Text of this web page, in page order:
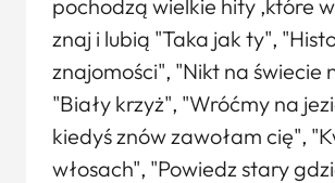
pochodzą wielkie hity ,które
znaj i lubią "Taka jak ty",
znajomości", "Nikt na świecie
"Biały krzyż", "Wróćmy na
kiedyś znów zawołam cię",
włosach", "Powiedz stary